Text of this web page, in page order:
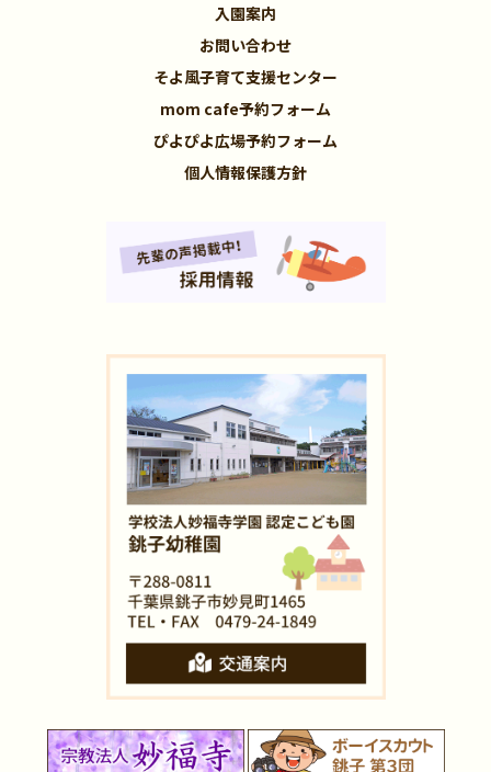
入園案内
お問い合わせ
そよ風子育て支援センター
mom cafe予約フォーム
ぴよぴよ広場予約フォーム
個人情報保護方針